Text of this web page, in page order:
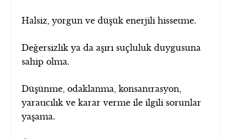
Halsiz, yorgun ve düşük enerjili hissetme.
Değersizlik ya da aşırı suçluluk duygusuna
sahip olma.
Düşünme, odaklanma, konsantrasyon,
yaratıcılık ve karar verme ile ilgili sorunlar
yaşama.